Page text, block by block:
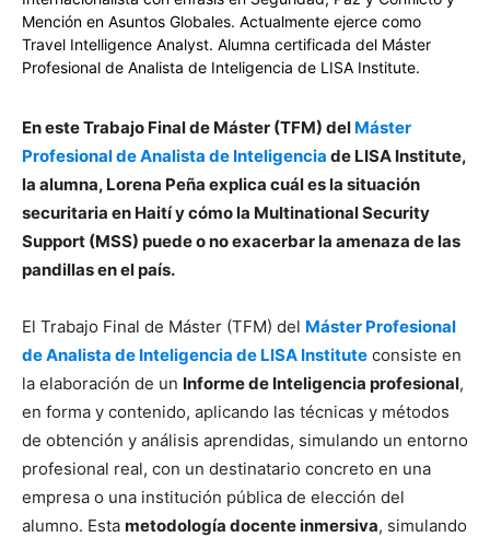
Mención en Asuntos Globales. Actualmente ejerce como
Travel Intelligence Analyst. Alumna certificada del Máster
Profesional de Analista de Inteligencia de LISA Institute.
En este Trabajo Final de Máster (TFM) del Máster
Profesional de Analista de Inteligencia de LISA Institute,
la alumna, Lorena Peña explica cuál es la situación
securitaria en Haití y cómo la Multinational Security
Support (MSS) puede o no exacerbar la amenaza de las
pandillas en el país.
El Trabajo Final de Máster (TFM) del Máster Profesional
de Analista de Inteligencia de LISA Institute consiste en
la elaboración de un Informe de Inteligencia profesional,
en forma y contenido, aplicando las técnicas y métodos
de obtención y análisis aprendidas, simulando un entorno
profesional real, con un destinatario concreto en una
empresa o una institución pública de elección del
alumno. Esta metodología docente inmersiva, simulando